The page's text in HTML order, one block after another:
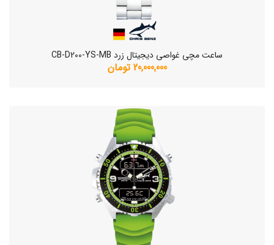
ساعت مچی غواصی دیجیتال زرد CB-D200-YS-MB
20,000,000 تومان